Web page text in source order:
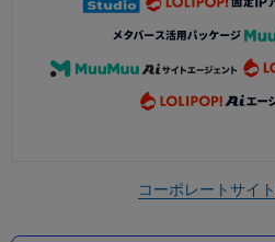
コーポレートサイト